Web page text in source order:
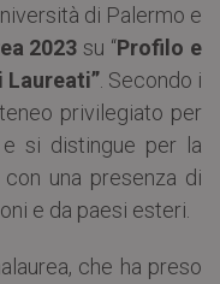
di Palermo e
2023 su “Profilo e
Laureati” . Secondo i
privilegiato per
si distingue per la
una presenza di
e da paesi esteri.
che ha preso